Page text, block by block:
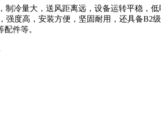
制冷量大，送风距离远，设备运转平稳，
度高，安装方便，坚固耐用，还具备B2
件等。